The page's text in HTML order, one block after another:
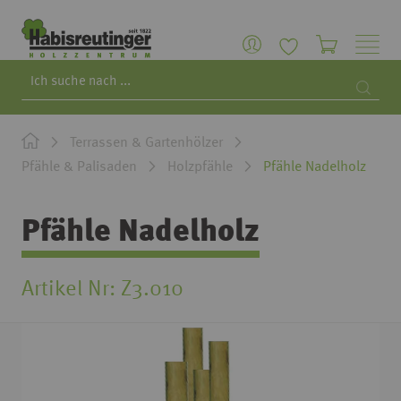
Terrassen & Gartenhölzer
Pfähle & Palisaden
Holzpfähle Pfähle Nadelholz
Pfähle Nadelholz
Artikel Nr Z3.010